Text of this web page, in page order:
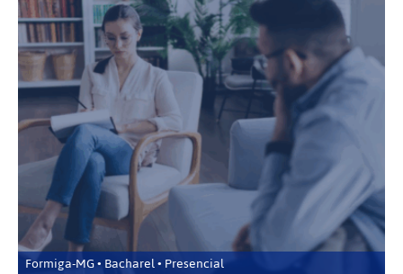
Formiga-MG • Bacharel • Presencial